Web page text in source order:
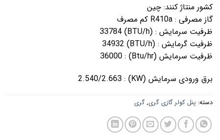
کشور منتاژ کنند: چین
گاز مصرفی : R410a کم مصرف
ظرفیت سرمایش : (BTU/h) 33784
ظرفیت گرمایش : (BTU/h) 34932
ظرفیت سرمایش (Btu/hr) : 36000
برق ورودی سرمایش (KW) : 2.540/2.663
دسته: پنل کولر گازی گری, گری